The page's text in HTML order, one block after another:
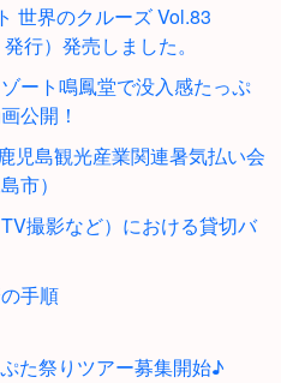
世界のクルーズ Vol.83
行）発売しました。
ート鳴鳳堂で没入感たっぷ
公開！
児島観光産業関連暑気払い会
市）
撮影など）における貸切バ
手順
た祭りツアー募集開始♪